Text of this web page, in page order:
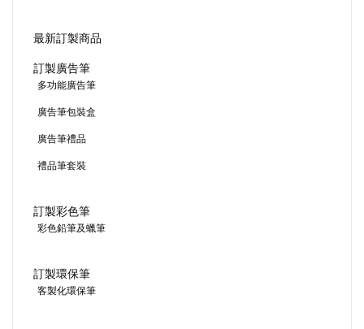
最新訂製商品
訂製廣告筆
多功能廣告筆
廣告筆包裝盒
廣告筆禮品
禮品筆套裝
訂製彩色筆
彩色鉛筆及蠟筆
訂製環保筆
客製化環保筆